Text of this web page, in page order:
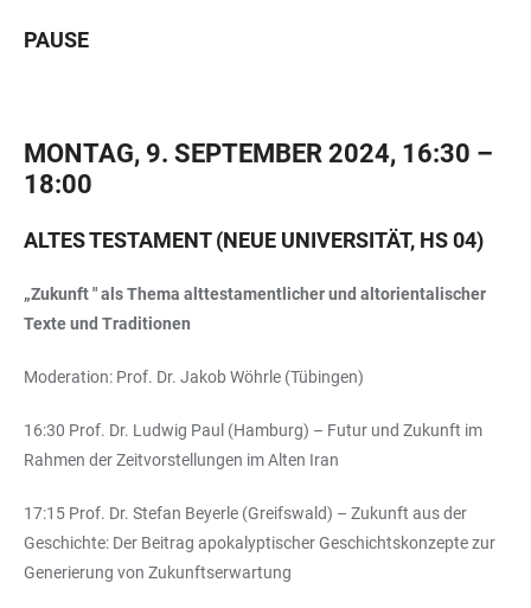
PAUSE
MONTAG, 9. SEPTEMBER 2024, 16:30 –
18:00
ALTES TESTAMENT (NEUE UNIVERSITÄT, HS 04)
„Zukunft " als Thema alttestamentlicher und altorientalischer
Texte und Traditionen
Moderation: Prof. Dr. Jakob Wöhrle (Tübingen)
16:30 Prof. Dr. Ludwig Paul (Hamburg) – Futur und Zukunft im
Rahmen der Zeitvorstellungen im Alten Iran
17:15 Prof. Dr. Stefan Beyerle (Greifswald) – Zukunft aus der
Geschichte: Der Beitrag apokalyptischer Geschichtskonzepte zur
Generierung von Zukunftserwartung